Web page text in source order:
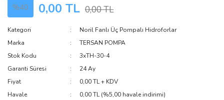
%40 0,00 TL 0,00 TL
Kategori
Noril Fanlı Üç Pompalı Hidroforlar
Marka
TERSAN POMPA
Stok Kodu
3xTH-30-4
Garanti Süresi
24 Ay
Fiyat
0,00 TL + KDV
Havale
0,00 TL (%5,00 havale indirimi)